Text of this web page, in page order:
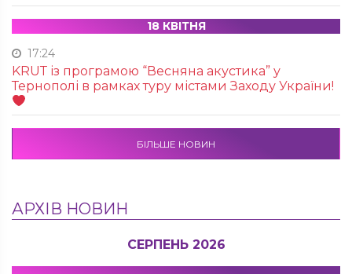
18 КВІТНЯ
17:24
KRUТ із програмою “Весняна акустика” у
Тернополі в рамках туру містами Заходу України!
БІЛЬШЕ НОВИН
АРХІВ НОВИН
СЕРПЕНЬ 2026